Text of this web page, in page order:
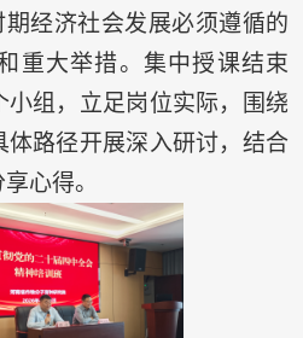
期经济社会发展必须遵循的
重大举措。集中授课结束
组，立足岗位实际，围绕
路径开展深入研讨，结合
心得。